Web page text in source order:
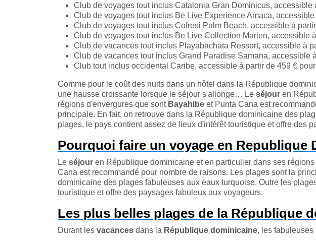
Club de voyages tout inclus Catalonia Gran Dominicus, accessible
Club de voyages tout inclus Be Live Experience Amaca,
Club de voyages tout inclus Cofresi Palm Beach, accessible à
Club de voyages tout inclus Be Live Collection Marien, accessible
Club de vacances tout inclus Playabachata Ressort, accessible à
Club de vacances tout inclus Grand Paradise Samana, accessible
Club tout inclus occidental Caribe, accessible à partir de 459 €
Comme pour le coût des nuits dans un hôtel dans la République
une hausse croissante lorsque le séjour s'allonge… Le séjour en
régions d'envergures que sont Bayahibe et Punta Cana est
principale. En fait, on retrouve dans la République dominicaine des
plages, le pays contient assez de lieux d'intérêt touristique et offre des
Pourquoi faire un voyage en Republique
Le séjour en République dominicaine et en particulier dans ses
Cana est recommandé pour nombre de raisons. Les plages sont la
dominicaine des plages fabuleuses aux eaux turquoise. Outre les
touristique et offre des paysages fabuleux aux voyageurs.
Les plus belles plages de la République
Durant les vacances dans la République dominicaine, les fabuleuses